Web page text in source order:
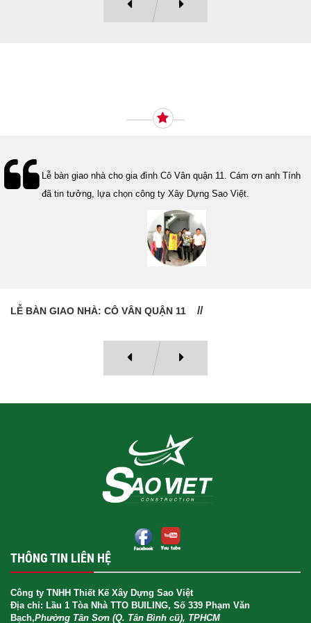
Lễ bàn giao nhà cho gia đình Cô Vân quận 11. Cám ơn anh Tính
đã tin tưởng, lựa chọn công ty Xây Dựng Sao Việt.
LỄ BÀN GIAO NHÀ: CÔ VÂN QUẬN 11
THÔNG TIN LIÊN HỆ
Công ty TNHH Thiết Kế Xây Dựng Sao Việt
Địa chỉ: Lầu 1 Tòa Nhà TTO BUILING, Số 339 Phạm Văn
Bạch,Phường Tân Sơn (Q. Tân Bình cũ), TPHCM